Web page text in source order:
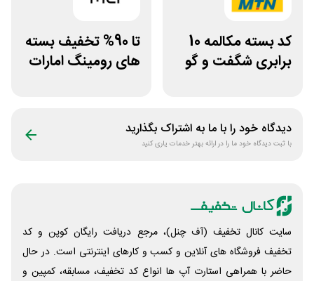
کد بسته مکالمه 10
برابری شگفت و گو
تا 90% تخفیف بسته
های رومینگ امارات
دیدگاه خود را با ما به اشتراک بگذارید
با ثبت دیدگاه خود ما را در ارائه بهتر خدمات یاری کنید
سایت کانال تخفیف (آف چنل)، مرجع دریافت رایگان کوپن و کد
تخفیف فروشگاه های آنلاین و کسب و‌ کارهای اینترنتی است. در حال
حاضر با همراهی استارت آپ ها انواع کد تخفیف، مسابقه، کمپین و